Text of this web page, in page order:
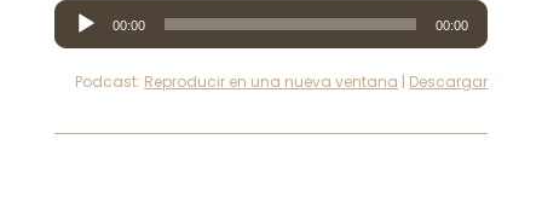
Reproductor
de
audio
00:00 00:00
Podcast: Reproducir en una nueva ventana | Descargar